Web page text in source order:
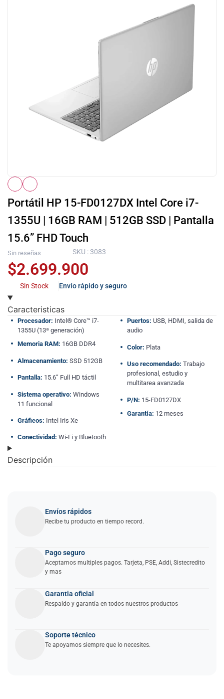
Portátil HP 15-FD0127DX Intel Core i7-
1355U | 16GB RAM | 512GB SSD | Pantalla
15.6” FHD Touch
Sin reseñas SKU : 3083
$2.699.900
Sin Stock Envío rápido y seguro
Caracteristicas
Procesador: Intel® Core™ i7-
1355U (13ª generación)
Memoria RAM: 16GB DDR4
Almacenamiento: SSD 512GB
Pantalla: 15.6” Full HD táctil
Sistema operativo: Windows
11 funcional
Gráficos: Intel Iris Xe
Conectividad: Wi-Fi y Bluetooth
Puertos: USB, HDMI, salida de
audio
Color: Plata
Uso recomendado: Trabajo
profesional, estudio y
multitarea avanzada
P/N: 15-FD0127DX
Garantía: 12 meses
Descripción
Envíos rápidos
Recibe tu producto en tiempo record.
Pago seguro
Aceptamos multiples pagos. Tarjeta, PSE, Addi, Sistecredito
y mas
Garantia oficial
Respaldo y garantía en todos nuestros productos
Soporte técnico
Te apoyamos siempre que lo necesites.